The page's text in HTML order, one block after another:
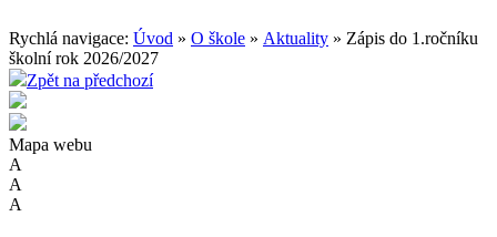
Rychlá navigace: Úvod » O škole » Aktuality » Zápis do 1.ročníku
školní rok 2026/2027
Zpět na předchozí
Mapa webu
A
A
A